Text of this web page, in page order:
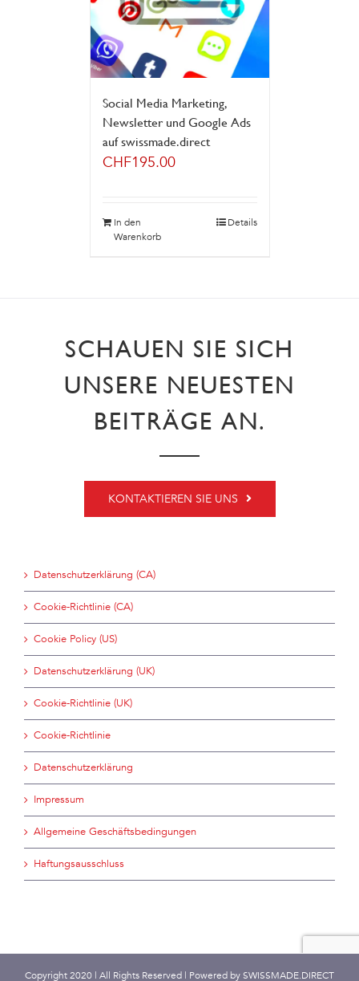
Social Media Marketing,
Newsletter und Google Ads
auf swissmade.direct
CHF195.00
In den
Warenkorb
Details
SCHAUEN SIE SICH
UNSERE NEUESTEN
BEITRÄGE AN.
KONTAKTIEREN SIE UNS
Datenschutzerklärung (CA)
Cookie-Richtlinie (CA)
Cookie Policy (US)
Datenschutzerklärung (UK)
Cookie-Richtlinie (UK)
Cookie-Richtlinie
Datenschutzerklärung
Impressum
Allgemeine Geschäftsbedingungen
Haftungsausschluss
Copyright 2020 | All Rights Reserved | Powered by SWISSMADE.DIRECT